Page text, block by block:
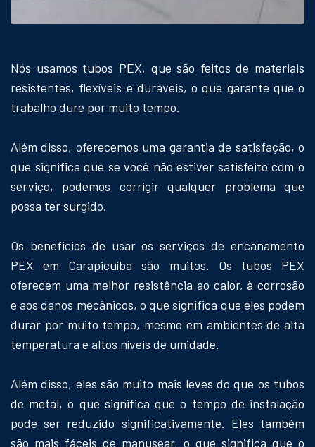
Nós usamos tubos PEX, que são feitos de materiais
resistentes, flexíveis e duráveis, o que garante que o
trabalho dure por muito tempo.
Além disso, oferecemos uma garantia de satisfação, o
que significa que se você não estiver satisfeito com o
serviço, podemos corrigir qualquer problema que
possa ter surgido.
Os beneficios de usar os serviços de encanamento
PEX em Carapicuíba são muitos. Os tubos PEX
oferecem uma melhor resistência ao calor, à corrosão
e aos danos mecânicos, o que significa que eles podem
durar por muito tempo, mesmo em ambientes de alta
temperatura e altos níveis de umidade.
Além disso, eles são muito mais leves do que os tubos
de metal, o que significa que o tempo de instalação
pode ser reduzido significativamente. Eles também
são mais fáceis de manusear, o que significa que o